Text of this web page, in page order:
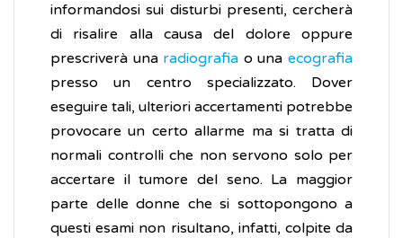
informandosi sui disturbi presenti, cercherà
di risalire alla causa del dolore oppure
prescriverà una radiografia o unaecografia
presso un centro specializzato. Dover
eseguire tali, ulteriori accertamenti potrebbe
provocare un certo allarme ma si tratta di
normali controlli che non servono solo per
accertare il tumore del seno. La maggior
parte delle donne che si sottopongono a
questi esami non risultano, infatti, colpite da